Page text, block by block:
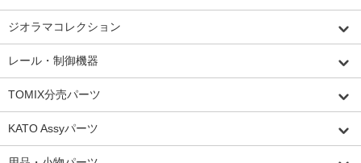
ジオラマコレクション
レール・制御機器
TOMIX分売パーツ
KATO Assyパーツ